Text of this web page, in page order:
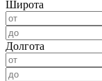
Широта
Долгота